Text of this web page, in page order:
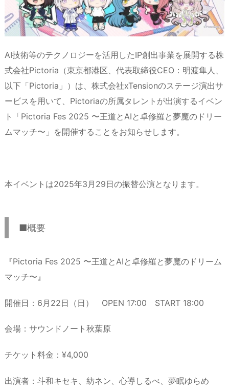
AI技術等のテクノロジーを活用したIP創出事業を展開する株
式会社Pictoria（東京都港区、代表取締役CEO：明渡隼人、
以下「Pictoria」）は、株式会社xTensionのステージ演出サ
ービスを用いて、Pictoriaの所属タレントが出演するイベン
ト「Pictoria Fes 2025 〜王道とAIと卓修羅と夢魔のドリー
ムマッチ〜」を開催することをお知らせします。
本イベントは2025年3月29日の振替公演となります。
■概要
『Pictoria Fes 2025 〜王道とAIと卓修羅と夢魔のドリーム
マッチ〜』
開催日：6月22日（日） OPEN 17:00 START 18:00
会場：サウンドノート秋葉原
チケット料金：¥4,000
出演者：斗和キセキ、紡ネン、心導しるべ、夢眠ゆらめ